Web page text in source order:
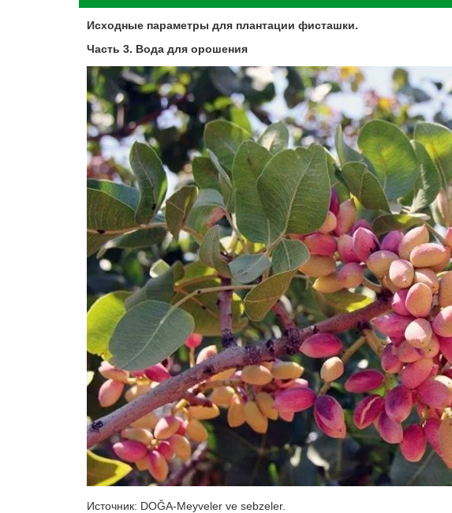
Исходные параметры для плантации фисташки.
Часть 3. Вода для орошения
Источник: DOĞA-Meyveler ve sebzeler.